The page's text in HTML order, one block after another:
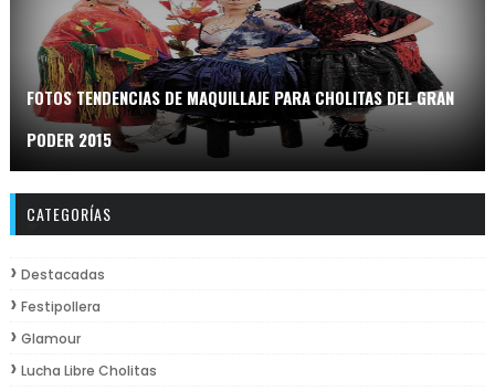
FOTOS TENDENCIAS DE MAQUILLAJE PARA CHOLITAS DEL GRAN
PODER 2015
CATEGORÍAS
Destacadas
Festipollera
Glamour
Lucha Libre Cholitas